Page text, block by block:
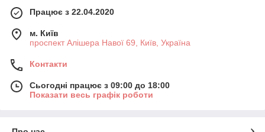
Працює з 22.04.2020
м. Київ
проспект Алішера Навої 69, Київ, Україна
Контакти
Сьогодні працює з 09:00 до 18:00
Показати весь графік роботи